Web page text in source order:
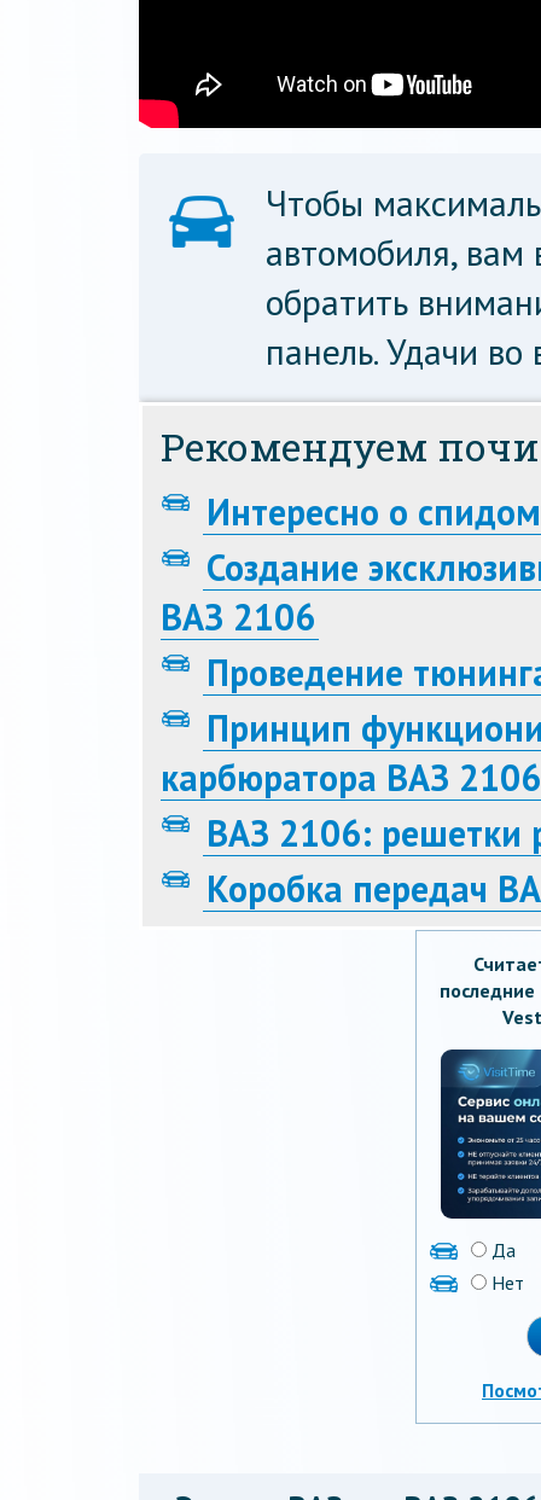
Чтобы
автомобиля,
обратить
панель. Удачи
Рекомендуем
Интересно о
Создание
ВАЗ 2106
Проведение
Принцип
карбюратора ВАЗ 2106
ВАЗ 2106: решетки
Коробка передач
Да
Нет